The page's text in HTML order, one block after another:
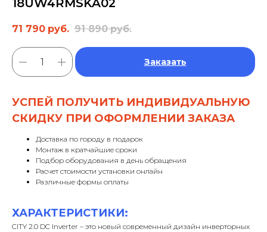
18UW4RMSKA02
71 790 руб. 91 890 руб.
Заказать
УСПЕЙ ПОЛУЧИТЬ ИНДИВИДУАЛЬНУЮ
СКИДКУ ПРИ ОФОРМЛЕНИИ ЗАКАЗА
Доставка по городу в подарок
Монтаж в кратчайшие сроки
Подбор оборудования в день обращения
Расчет стоимости установки онлайн
Различные формы оплаты
ХАРАКТЕРИСТИКИ:
CITY 2.0 DC Inverter – это новый современный дизайн инверторных